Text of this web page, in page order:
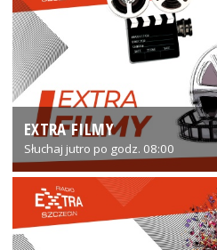
EXTRA FILMY
Słuchaj jutro po godz. 08:00